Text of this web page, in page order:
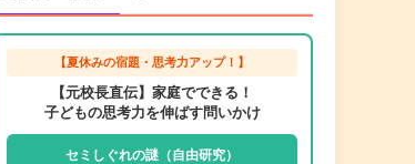
【夏休みの宿題・思考力アップ！】
【元校長直伝】家庭でできる！
子どもの思考力を伸ばす問いかけ
セミしぐれの謎（自由研究）